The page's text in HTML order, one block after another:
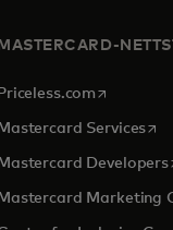
MASTERCARD-
Priceless.com opens in a
Mastercard Services
Mastercard Developers
Mastercard Marketing